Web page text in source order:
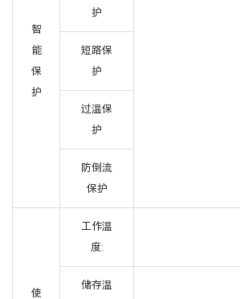
智
能
保
护
护
短路保
护
过温保
护
防倒流
保护
使
工作温
度:
储存温